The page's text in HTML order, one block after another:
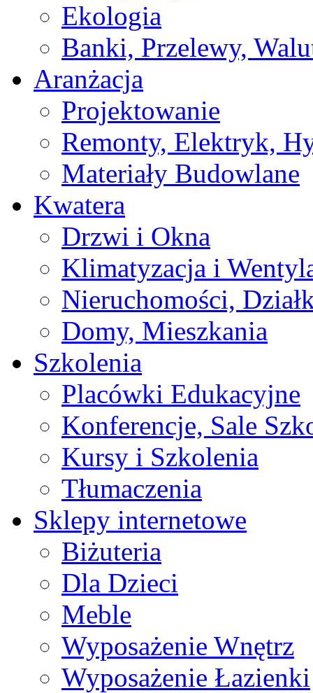
Ekologia
Banki, Przelewy,
Aranżacja
Projektowanie
Remonty, Elektryk,
Materiały Budowlane
Kwatera
Drzwi i Okna
Klimatyzacja i
Nieruchomości,
Domy, Mieszkania
Szkolenia
Placówki Edukacyjne
Konferencje, Sale
Kursy i Szkolenia
Tłumaczenia
Sklepy internetowe
Biżuteria
Dla Dzieci
Meble
Wyposażenie Wnętrz
Wyposażenie Łazienki